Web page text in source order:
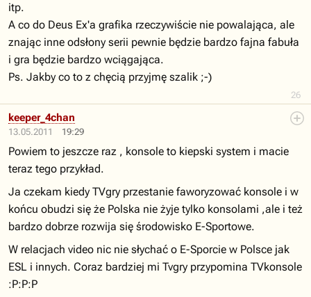
26
itp.
A co do Deus Ex'a grafika rzeczywiście nie powalająca, ale
znając inne odsłony serii pewnie będzie bardzo fajna fabuła
i gra będzie bardzo wciągająca.
Ps. Jakby co to z chęcią przyjmę szalik ;-)
13.05.2011 19:29
keeper_4chan
Powiem to jeszcze raz , konsole to kiepski system i macie
teraz tego przykład.
Ja czekam kiedy TVgry przestanie faworyzować konsole i w
końcu obudzi się że Polska nie żyje tylko konsolami ,ale i też
bardzo dobrze rozwija się środowisko E-Sportowe.
W relacjach video nic nie słychać o E-Sporcie w Polsce jak
ESL i innych. Coraz bardziej mi Tvgry przypomina TVkonsole
:P:P:P